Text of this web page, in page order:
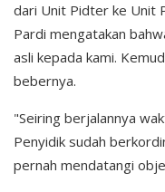
dari Unit Pidter ke Unit
Pardi mengatakan
asli kepada kami.
bebernya.
"Seiring berjalannya
Penyidik sudah
pernah mendatangi